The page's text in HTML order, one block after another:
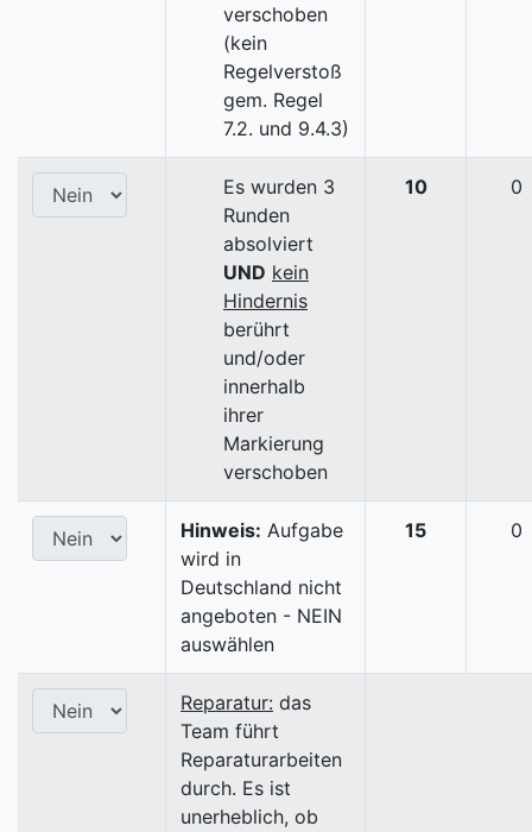
verschoben
(kein
Regelverstoß
gem. Regel
7.2. und 9.4.3)
Es wurden 3
Runden
absolviert
UND kein
Hindernis
berührt
und/oder
innerhalb
ihrer
Markierung
verschoben
10 0
Hinweis: Aufgabe
wird in
Deutschland nicht
angeboten - NEIN
auswählen
15 0
Reparatur: das
Team führt
Reparaturarbeiten
durch. Es ist
unerheblich, ob